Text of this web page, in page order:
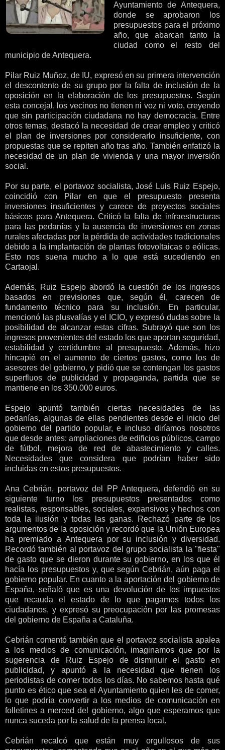
Ayuntamiento de Antequera,
donde se aprobaron los
presupuestos para el próximo
año, que abarcan tanto la
ciudad como el resto del
municipio de Antequera.
Pilar Ruiz Muñoz, de IU, expresó en su primera intervención
el descontento de su grupo por la falta de inclusión de la
oposición en la elaboración de los presupuestos. Según
esta concejal, los vecinos no tienen ni voz ni voto, creyendo
que sin participación ciudadana no hay democracia. Entre
otros temas, destacó la necesidad de crear empleo y criticó
el plan de inversiones por considerarlo insuficiente, con
propuestas que se repiten año tras año. También enfatizó la
necesidad de un plan de vivienda y una mayor inversión
social.
Por su parte, el portavoz socialista, José Luis Ruiz Espejo,
coincidió con Pilar en que el presupuesto presenta
inversiones insuficientes y carece de proyectos sociales
básicos para Antequera. Criticó la falta de infraestructuras
para las pedanías y la ausencia de inversiones en zonas
rurales afectadas por la pérdida de actividades tradicionales
debido a la implantación de plantas fotovoltaicas o eólicas.
Esto nos suena mucho a lo que está sucediendo en
Cartaojal.
Además, Ruiz Espejo abordó la cuestión de los ingresos
basados en previsiones que, según él, carecen de
fundamento técnico para su inclusión. En particular,
mencionó las plusvalías y el ICIO, y expresó dudas sobre la
posibilidad de alcanzar estas cifras. Subrayó que son los
ingresos provenientes del estado los que aportan seguridad,
estabilidad y certidumbre al presupuesto. Además, hizo
hincapié en el aumento de ciertos gastos, como los de
asesores del gobierno, y pidió que se contengan los gastos
superfluos de publicidad y propaganda, partida que se
mantiene en los 350.000 euros.
Espejo apuntó también ciertas necesidades de las
pedanías, algunas de ellas pendientes desde el inicio del
gobierno del partido popular, e incluso diríamos nosotros
que desde antes: ampliaciones de edificios públicos, campo
de fútbol, mejora de red de abastecimiento y calles.
Necesidades que considera que podrían haber sido
incluidas en estos presupuestos.
Ana Cebrián, portavoz del PP Antequera, defendió en su
siguiente turno los presupuestos presentados como
realistas, responsables, sociales, expansivos y hechos con
toda la ilusión y todas las ganas. Rechazó parte de los
argumentos de la oposición y recordó que la Unión Europea
ha premiado a Antequera por su inclusión y diversidad.
Recordó también al portavoz del grupo socialista la "fiesta"
de gasto que se dieron durante su gobierno, en los que él
hacía los presupuestos y, que según Cebrián, aún paga el
gobierno popular. En cuanto a la aportación del gobierno de
España, señaló que es una devolución de los impuestos
que recauda el estado de lo que pagamos todos los
ciudadanos, y expresó su preocupación por las promesas
del gobierno de España a Cataluña.
Cebrián comentó también que el portavoz socialista apalea
a los medios de comunicación, imaginamos que por la
sugerencia de Ruiz Espejo de disminuir el gasto en
publicidad, y apuntó a la necesidad que tienen los
periodistas de comer todos los días. No sabemos hasta qué
punto es ético que sea el Ayuntamiento quien les de comer,
lo que podría convertir a los medios de comunicación en
folletines a merced del gobierno, algo que esperamos que
nunca suceda por la salud de la prensa local.
Cebrián recalcó que están muy orgullosos de sus